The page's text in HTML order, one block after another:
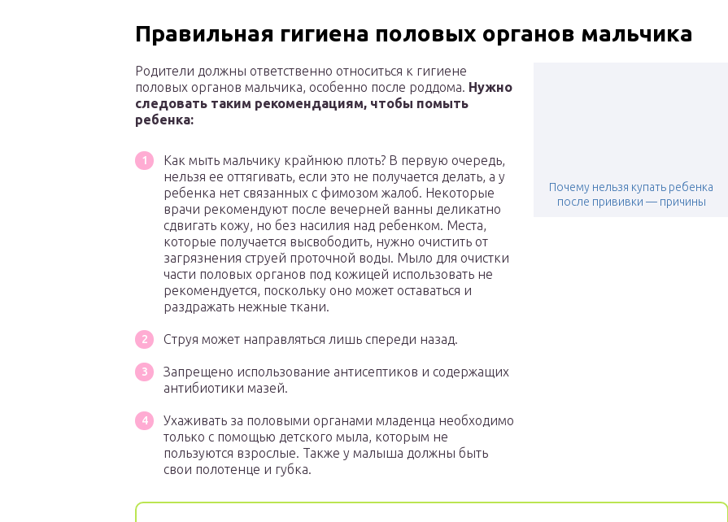
Правильная гигиена половых органов мальчика
Почему нельзя купать ребенка
после прививки — причины
Родители должны ответственно относиться к гигиене
половых органов мальчика, особенно после роддома. Нужно
следовать таким рекомендациям, чтобы помыть
ребенка:
Как мыть мальчику крайнюю плоть? В первую очередь,
нельзя ее оттягивать, если это не получается делать, а у
ребенка нет связанных с фимозом жалоб. Некоторые
врачи рекомендуют после вечерней ванны деликатно
сдвигать кожу, но без насилия над ребенком. Места,
которые получается высвободить, нужно очистить от
загрязнения струей проточной воды. Мыло для очистки
части половых органов под кожицей использовать не
рекомендуется, поскольку оно может оставаться и
раздражать нежные ткани.
Струя может направляться лишь спереди назад.
Запрещено использование антисептиков и содержащих
антибиотики мазей.
Ухаживать за половыми органами младенца необходимо
только с помощью детского мыла, которым не
пользуются взрослые. Также у малыша должны быть
свои полотенце и губка.